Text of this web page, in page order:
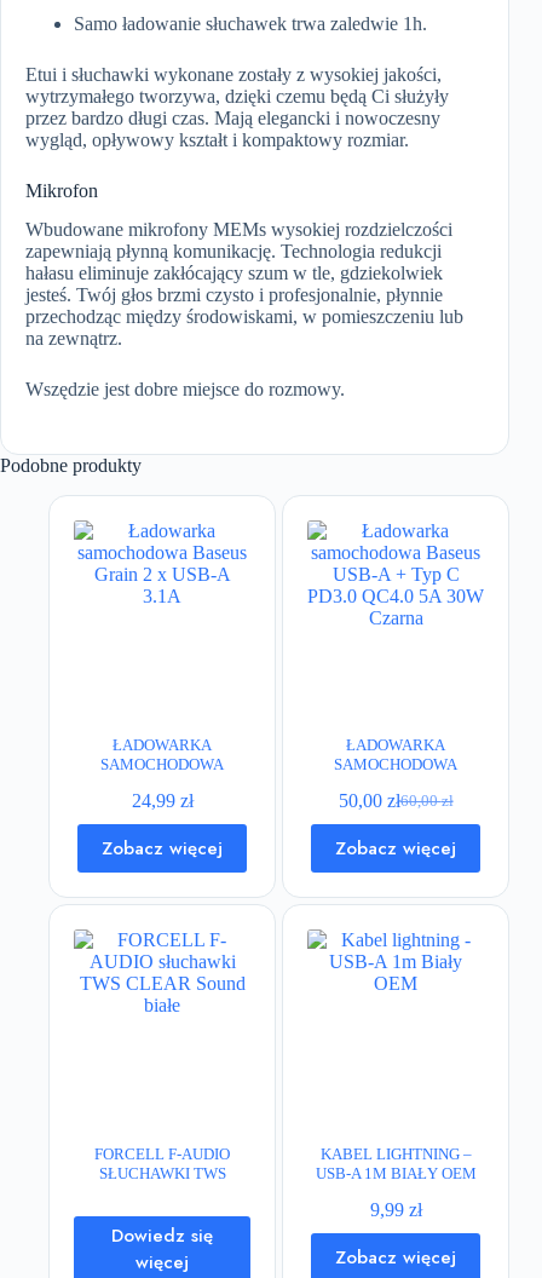
Samo ładowanie słuchawek trwa zaledwie 1h.
Etui i słuchawki wykonane zostały z wysokiej jakości,
wytrzymałego tworzywa, dzięki czemu będą Ci służyły
przez bardzo długi czas. Mają elegancki i nowoczesny
wygląd, opływowy kształt i kompaktowy rozmiar.
Mikrofon
Wbudowane mikrofony MEMs wysokiej rozdzielczości
zapewniają płynną komunikację. Technologia redukcji
hałasu eliminuje zakłócający szum w tle, gdziekolwiek
jesteś. Twój głos brzmi czysto i profesjonalnie, płynnie
przechodząc między środowiskami, w pomieszczeniu lub
na zewnątrz.
Wszędzie jest dobre miejsce do rozmowy.
Podobne produkty
ŁADOWARKA
SAMOCHODOWA
USB-A 3.1A
24,99 zł
Zobacz więcej
ŁADOWARKA
SAMOCHODOWA
C PD3.0 QC4.0 5A 30W
CZARNA
60,00zł
Pierwotna
wynosiła:
60,00 zł.
50,00 złAktualna
wynosi:
50,00 zł.
Zobacz więcej
FORCELL F-AUDIO
SŁUCHAWKI TWS
Dowiedz się
więcej
KABEL LIGHTNING –
USB-A 1M BIAŁY OEM
9,99 zł
Zobacz więcej